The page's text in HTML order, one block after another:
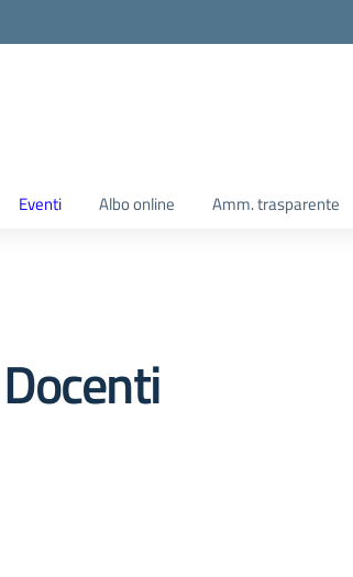
Eventi Albo online Amm. trasparente